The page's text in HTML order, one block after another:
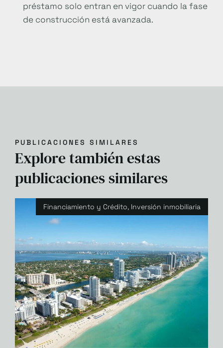
préstamo solo entran en vigor cuando la fase
de construcción está avanzada.
PUBLICACIONES SIMILARES
Explore también estas
publicaciones similares
Financiamiento y Crédito, Inversión inmobiliaria